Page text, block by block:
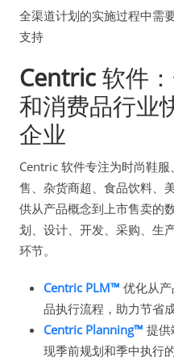
全渠道计划的实施过程中需
支持
Centric 软件
和消费品行业
企业
Centric 软件专注为时尚鞋
售、杂货商超、食品饮料、
供从产品概念到上市售卖的
划、设计、开发、采购、生
环节。
Centric PLM™ 优化从
品执行流程，助力节省
Centric Planning™ 提供
现季前规划和季中执行